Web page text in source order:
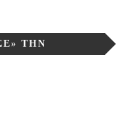
ΤΗΝ
ΤΗΝ ΕΛΛΆΔΑ